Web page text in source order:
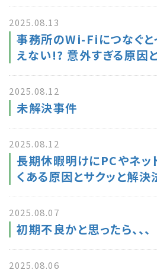
2025.08.13
事務所のWi-Fiにつなぐと
えない!? 意外すぎる原因
2025.08.12
未解決事件
2025.08.12
長期休暇明けにPCやネッ
くある原因とサクッと解決
2025.08.07
初期不良かと思ったら、、、
2025.08.06